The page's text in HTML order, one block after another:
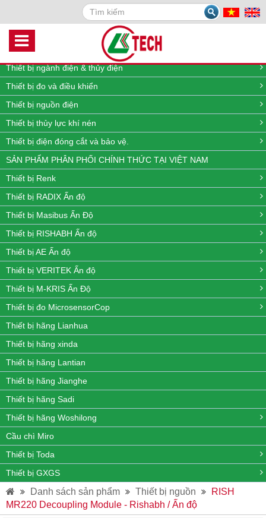
Search
DANH MỤC SẢN PHẨM
Thiết bị quan trắc môi trường online
Thiết bị đo lưu lượng, nhiệt độ, áp suất và mức
Thiết bị ngành điện & thủy điện
Thiết bị đo và điều khiển
Thiết bị nguồn điện
Thiết bị thủy lực khí nén
Thiết bị điện đóng cắt và bảo vệ.
SẢN PHẨM PHÂN PHỐI CHÍNH THỨC TẠI VIỆT NAM
Thiết bị Renk
Thiết bị RADIX Ấn độ
Thiết bị Masibus Ấn Độ
Thiết bị RISHABH Ấn độ
Thiết bị AE Ấn độ
Thiết bị VERITEK Ấn độ
Thiết bị M-KRIS Ấn Độ
Thiết bị đo MicrosensorCop
Thiết bị hãng Lianhua
Thiết bị hãng xinda
Thiết bị hãng Lantian
Thiết bị hãng Jianghe
Thiết bị hãng Sadi
Thiết bị hãng Woshilong
Cầu chì Miro
Thiết bị Toda
Thiết bị GXGS
Danh sách sản phẩm Thiết bị nguồn
RISH
MR220 Decoupling Module - Rishabh / Ấn độ